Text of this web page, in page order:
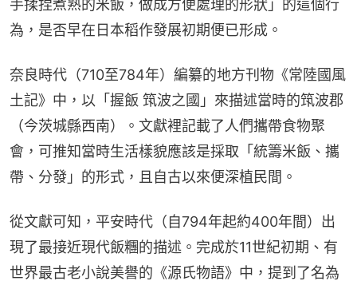
手揉捏煮熟的米飯，做成方便處理的形狀」的這個行
為，是否早在日本稻作發展初期便已形成。
奈良時代（710至784年）編纂的地方刊物《常陸國風
土記》中，以「握飯 筑波之國」來描述當時的筑波郡
（今茨城縣西南）。文獻裡記載了人們攜帶食物聚
會，可推知當時生活樣貌應該是採取「統籌米飯、攜
帶、分發」的形式，且自古以來便深植民間。
從文獻可知，平安時代（自794年起約400年間）出
現了最接近現代飯糰的描述。完成於11世紀初期、有
世界最古老小說美譽的《源氏物語》中，提到了名為